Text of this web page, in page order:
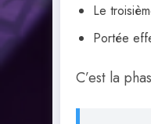
Le
Portée
C’est la